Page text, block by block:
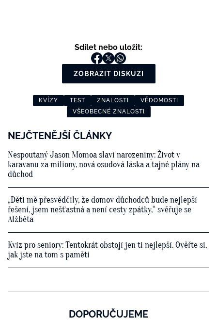
Sdílet nebo uložit:
ZOBRAZIT DISKUZI
KVÍZY TEST ZNALOSTI
VĚDOMOSTI
VŠEOBECNÉ ZNALOSTI
NEJČTENĚJŠÍ ČLÁNKY
Nespoutaný Jason Momoa slaví narozeniny: Život v
karavanu za miliony, nová osudová láska a tajné plány na
důchod
„Děti mě přesvědčily, že domov důchodců bude nejlepší
řešení, jsem nešťastná a není cesty zpátky,“ svěřuje se
Alžběta
Kvíz pro seniory: Tentokrát obstojí jen ti nejlepší. Ověřte si,
jak jste na tom s pamětí
DOPORUČUJEME